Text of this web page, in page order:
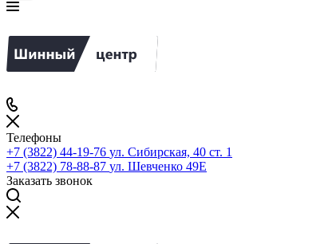
Телефоны
+7 (3822) 44-19-76 ул. Сибирская, 40 ст. 1
+7 (3822) 78-88-87 ул. Шевченко 49Е
Заказать звонок